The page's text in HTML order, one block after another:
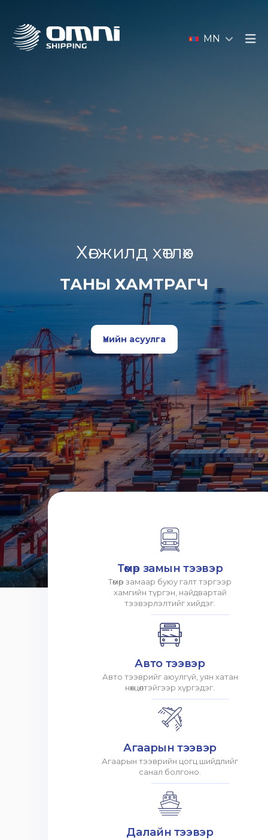
MN
Хөгжилд хөтлөх
ТАНЫ ХАМТРАГЧ
Үнийн асуулга
Төмөр замын тээвэр
Төмөр замаар буюу галт тэргээр
хамгийн түргэн, найдвартай
тээвэрлэлтийг хийдэг.
Авто тээвэр
Авто тээврийг аюулгүй, уян хатан
нөхцөлтэйгээр хүргэдэг.
Агаарын тээвэр
Агаарын тээврийн цогц шийдлийг
санал болгоно.
Далайн тээвэр